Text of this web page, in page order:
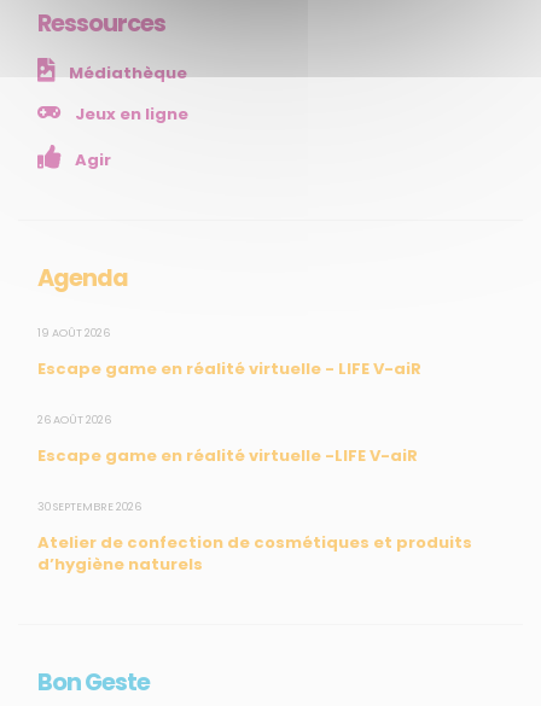
Ressources
Médiathèque
Jeux en ligne
Agir
Agenda
19 AOÛT 2026
Escape game en réalité virtuelle - LIFE V-aiR
26 AOÛT 2026
Escape game en réalité virtuelle -LIFE V-aiR
30 SEPTEMBRE 2026
Atelier de confection de cosmétiques et produits
d’hygiène naturels
Bon Geste
NOS SERVICES
Presse
Collectivités
Mesures réglementaires
SUIVEZ-NOUS
CONTACT
Mail : info@madininair.fr